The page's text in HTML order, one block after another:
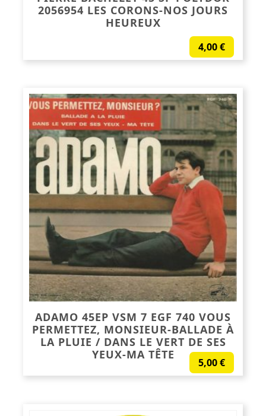
2056954 LES CORONS-NOS JOURS
HEUREUX
4,00€
ADAMO 45EP VSM 7 EGF 740 VOUS
PERMETTEZ, MONSIEUR-BALLADE À
LA PLUIE / DANS LE VERT DE SES
YEUX-MA TÊTE
5,00€